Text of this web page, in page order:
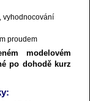
vyhodnocování
proudem
modelovém
po dohodě kurz